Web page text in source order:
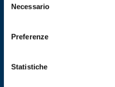
delNecessario
Preferenze
Statistiche